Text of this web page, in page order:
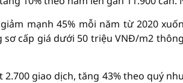
mạnh 45% mỗi năm từ 2020
cấp giá dưới 50 triệu VNĐ/m2
giao dịch, tăng 43% theo quý